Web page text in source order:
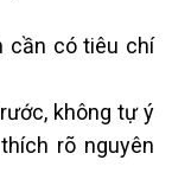
cần có tiêu chí
không tự ý
rõ nguyên